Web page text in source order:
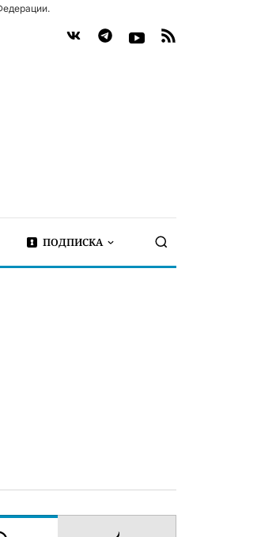
ПОДПИСКА